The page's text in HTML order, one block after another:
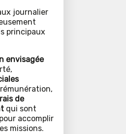
journalier
principaux
envisagée
de
qui sont
accomplir
missions.